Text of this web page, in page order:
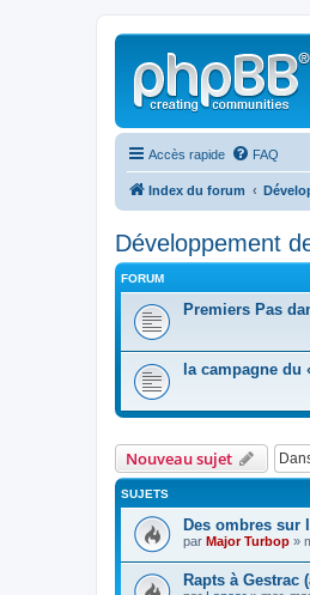
Accès rapide FAQ
Index du forum
Développement
FORUM
Premiers Pas
la campagne du
Nouveau sujet
SUJETS
Des ombres sur
par Major Turbop »
Rapts à Gestrac